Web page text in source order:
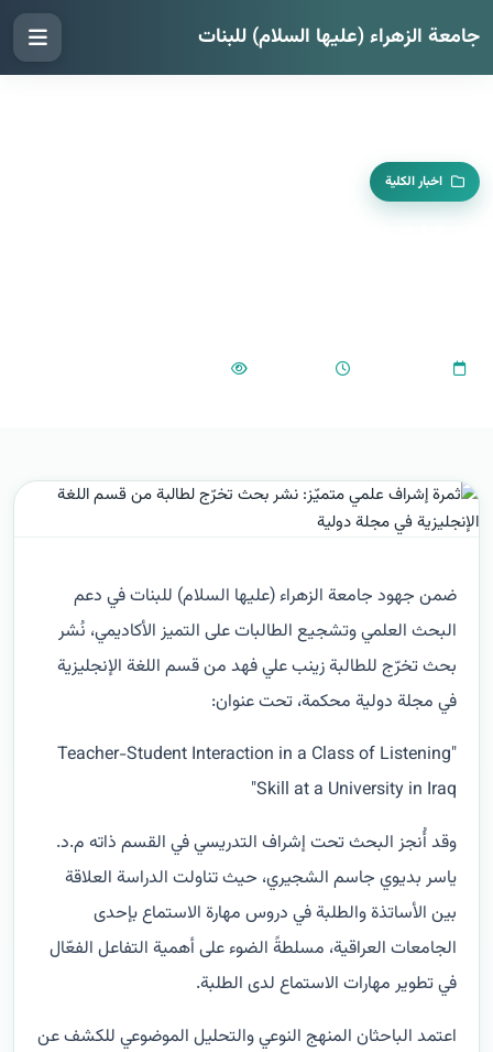
جامعة الزهراء (عليها السلام) للبنات
اخبار الكلية
ضمن جهود جامعة الزهراء (عليها السلام) للبنات في دعم
البحث العلمي وتشجيع الطالبات على التميز الأكاديمي، نُشر
بحث تخرّج للطالبة زينب علي فهد من قسم اللغة الإنجليزية
في مجلة دولية محكمة، تحت عنوان:
"Teacher-Student Interaction in a Class of Listening
Skill at a University in Iraq"
وقد أُنجز البحث تحت إشراف التدريسي في القسم ذاته م.د.
ياسر بديوي جاسم الشجيري، حيث تناولت الدراسة العلاقة
بين الأساتذة والطلبة في دروس مهارة الاستماع بإحدى
الجامعات العراقية، مسلطةً الضوء على أهمية التفاعل الفعّال
في تطوير مهارات الاستماع لدى الطلبة.
اعتمد الباحثان المنهج النوعي والتحليل الموضوعي للكشف عن